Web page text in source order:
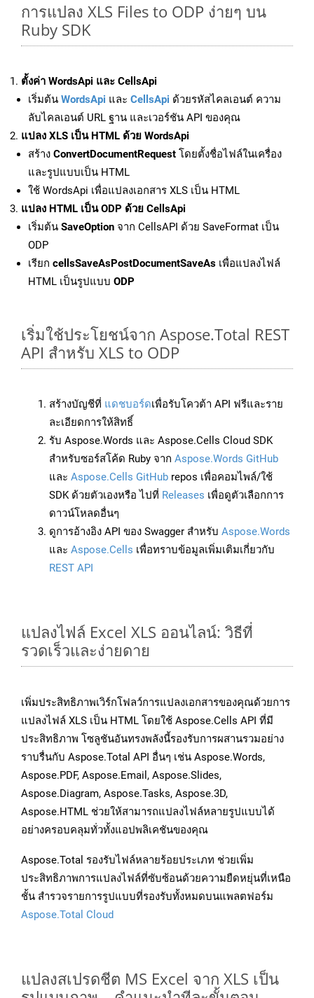
การแปลง XLS Files to ODP ง่ายๆ บน
Ruby SDK
ตั้งค่า WordsApi และ CellsApi
เริ่มต้น WordsApi และ CellsApi ด้วยรหัสไคลเอนต์ ความ
ลับไคลเอนต์ URL ฐาน และเวอร์ชัน API ของคุณ
แปลง XLS เป็น HTML ด้วย WordsApi
สร้าง ConvertDocumentRequest โดยตั้งชื่อไฟล์ในเครื่อง
และรูปแบบเป็น HTML
ใช้ WordsApi เพื่อแปลงเอกสาร XLS เป็น HTML
แปลง HTML เป็น ODP ด้วย CellsApi
เริ่มต้น SaveOption จาก CellsAPI ด้วย SaveFormat เป็น
ODP
เรียก cellsSaveAsPostDocumentSaveAs เพื่อแปลงไฟล์
HTML เป็นรูปแบบ ODP
เริ่มใช้ประโยชน์จาก Aspose.Total REST
API สำหรับ XLS to ODP
สร้างบัญชีที่ แดชบอร์ดเพื่อรับโควต้า API ฟรีและราย
ละเอียดการให้สิทธิ์
รับ Aspose.Words และ Aspose.Cells Cloud SDK
สำหรับซอร์สโค้ด Ruby จาก Aspose.Words GitHub
และ Aspose.Cells GitHub repos เพื่อคอมไพล์/ใช้
SDK ด้วยตัวเองหรือ ไปที่ Releases เพื่อดูตัวเลือกการ
ดาวน์โหลดอื่นๆ
ดูการอ้างอิง API ของ Swagger สำหรับ Aspose.Words
และ Aspose.Cells เพื่อทราบข้อมูลเพิ่มเติมเกี่ยวกับ
REST API
แปลงไฟล์ Excel XLS ออนไลน์: วิธีที่
รวดเร็วและง่ายดาย
เพิ่มประสิทธิภาพเวิร์กโฟลว์การแปลงเอกสารของคุณด้วยการ
แปลงไฟล์ XLS เป็น HTML โดยใช้ Aspose.Cells API ที่มี
ประสิทธิภาพ โซลูชันอันทรงพลังนี้รองรับการผสานรวมอย่าง
ราบรื่นกับ Aspose.Total API อื่นๆ เช่น Aspose.Words,
Aspose.PDF, Aspose.Email, Aspose.Slides,
Aspose.Diagram, Aspose.Tasks, Aspose.3D,
Aspose.HTML ช่วยให้สามารถแปลงไฟล์หลายรูปแบบได้
อย่างครอบคลุมทั่วทั้งแอปพลิเคชันของคุณ
Aspose.Total รองรับไฟล์หลายร้อยประเภท ช่วยเพิ่ม
ประสิทธิภาพการแปลงไฟล์ที่ซับซ้อนด้วยความยืดหยุ่นที่เหนือ
ชั้น สำรวจรายการรูปแบบที่รองรับทั้งหมดบนแพลตฟอร์ม
Aspose.Total Cloud
แปลงสเปรดชีต MS Excel จาก XLS เป็น